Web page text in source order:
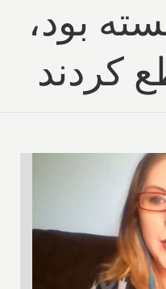
بود،
کردند